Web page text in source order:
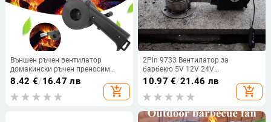
Външен ръчен вентилатор
домакински ръчен преносим
вентилатор за барбекю за
готвене малък сешоар външни
аксесоари за барбекю
8.42 €/16.47 лв
add_shopping_cart
2Pin 9733 Вентилатор за
барбекю 5V 12V 24V
Вентилатори за скара за готвене
на въглища за барбекю, пикник,
къмпинг, огън, печка с въздушна
10.97 €/21.46 лв
add_shopping_cart